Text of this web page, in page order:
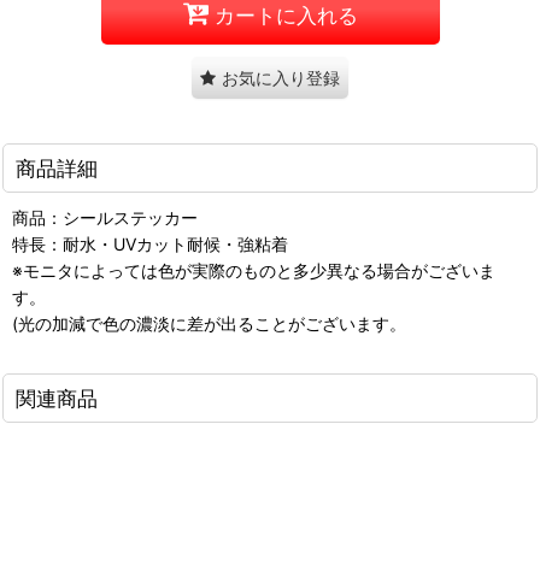
カートに入れる
お気に入り登録
商品詳細
商品：シールステッカー
特長：耐水・UVカット耐候・強粘着
※モニタによっては色が実際のものと多少異なる場合がございま
す。
(光の加減で色の濃淡に差が出ることがございます。
関連商品